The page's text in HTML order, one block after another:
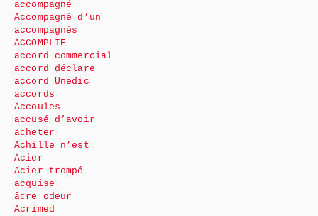
accompagné
Accompagné d’un
accompagnés
ACCOMPLIE
accord commercial
accord déclare
accord Unedic
accords
Accoules
accusé d’avoir
acheter
Achille n’est
Acier
Acier trompé
acquise
âcre odeur
Acrimed